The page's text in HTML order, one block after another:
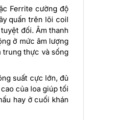
Ferrite cường độ
quấn trên lõi coil
đối. Âm thanh
ở mức âm lượng
trung thực và sống
suất cực lớn, đủ
của loa giúp tối
hay ở cuối khán